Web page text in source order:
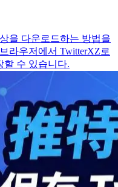
을 다운로드하는 방법을
라우저에서 TwitterXZ로
할 수 있습니다.